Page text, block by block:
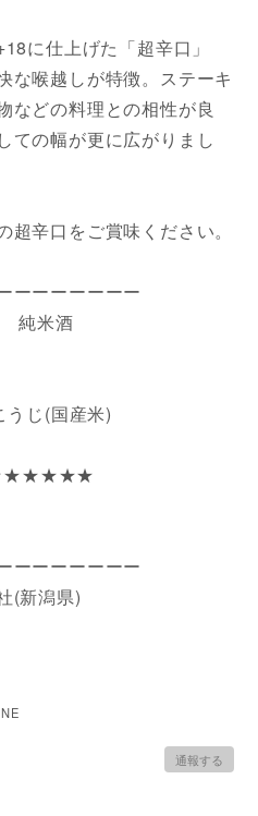
に仕上げた「超辛口」
な喉越しが特徴。ステーキ
などの料理との相性が良
ての幅が更に広がりまし
辛口をご賞味ください。
ーーーーーーー
純米酒
うじ(国産米)
)★★★★★★
ーーーーーーー
(新潟県)
通報する